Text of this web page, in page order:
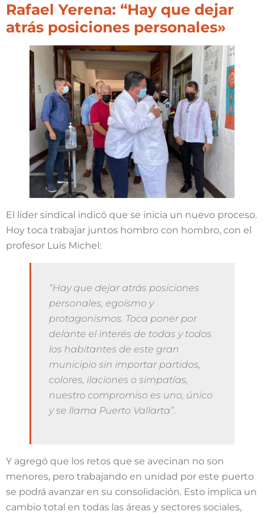
Rafael Yerena: “Hay que dejar
atrás posiciones personales»
El líder sindical indicó que se inicia un nuevo proceso.
Hoy toca trabajar juntos hombro con hombro, con el
profesor Luis Michel:
“Hay que dejar atrás posiciones
personales, egoísmo y
protagonismos. Toca poner por
delante el interés de todas y todos
los habitantes de este gran
municipio sin importar partidos,
colores, ilaciones o simpatías,
nuestro compromiso es uno, único
y se llama Puerto Vallarta”.
Y agregó que los retos que se avecinan no son
menores, pero trabajando en unidad por este puerto
se podrá avanzar en su consolidación. Esto implica un
cambio total en todas las áreas y sectores sociales,